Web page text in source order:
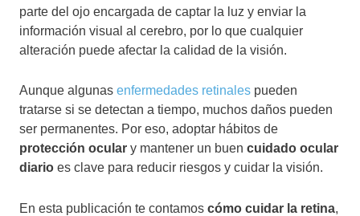
parte del ojo encargada de captar la luz y enviar la
información visual al cerebro, por lo que cualquier
alteración puede afectar la calidad de la visión.
Aunque algunas enfermedades retinales pueden
tratarse si se detectan a tiempo, muchos daños pueden
ser permanentes. Por eso, adoptar hábitos de
protección ocular y mantener un buen cuidado ocular
diario es clave para reducir riesgos y cuidar la visión.
En esta publicación te contamos cómo cuidar la retina,